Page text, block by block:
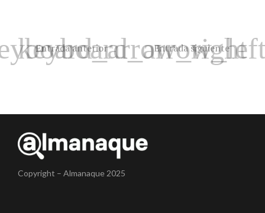
Entrada anterior Entrada siguiente
Copyright – Almanaque 2025